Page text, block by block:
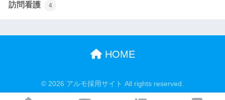
訪問看護 4
HOME
© 2026 アルモ採用サイト All rights reserved.